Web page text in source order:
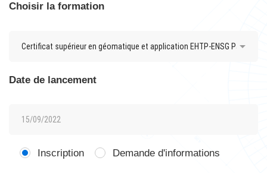
Choisir la formation
Date de lancement
Inscription Demande d'informations